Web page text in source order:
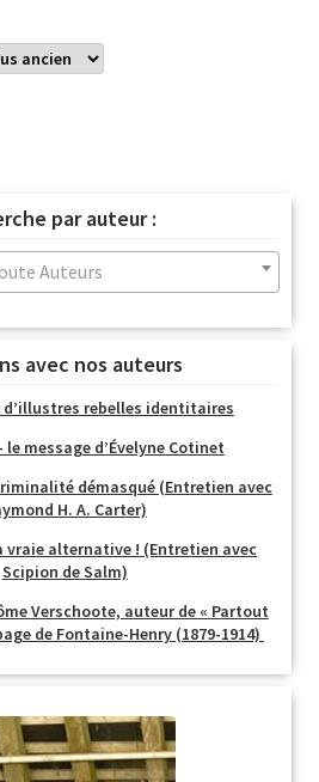
par auteur :
Auteurs
avec nos auteurs
d’illustres rebelles identitaires
message d’Évelyne Cotinet
démasqué (Entretien avec
H. A. Carter)
vraie alternative ! (Entretien avec
Scipion de Salm)
Verschoote, auteur de « Partout
de Fontaine-Henry (1879-1914)